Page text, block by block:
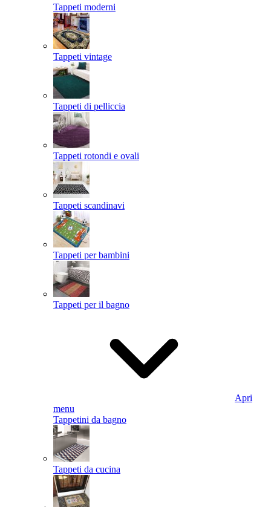
Tappeti moderni
Tappeti vintage
Tappeti di pelliccia
Tappeti rotondi e ovali
Tappeti scandinavi
Tappeti per bambini
Tappeti per il bagno
Apri
menu
Tappetini da bagno
Tappeti da cucina